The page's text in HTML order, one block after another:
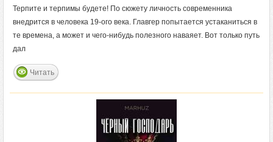
Терпите и терпимы будете! По сюжету личность современника
внедрится в человека 19-ого века. Главгер попытается устаканиться в
те времена, а может и чего-нибудь полезного наваяет. Вот только путь
дал
Читать